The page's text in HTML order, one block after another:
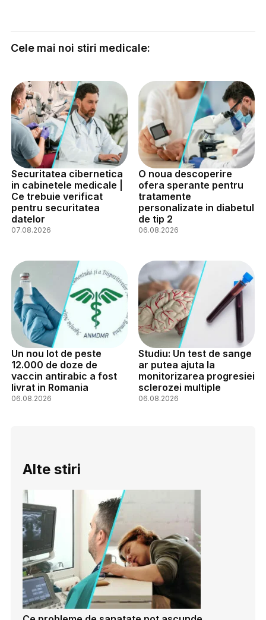
Cele mai noi stiri medicale:
Securitatea cibernetica
in cabinetele medicale |
Ce trebuie verificat
pentru securitatea
datelor
07.08.2026
O noua descoperire
ofera sperante pentru
tratamente
personalizate in diabetul
de tip 2
06.08.2026
Un nou lot de peste
12.000 de doze de
vaccin antirabic a fost
livrat in Romania
06.08.2026
Studiu: Un test de sange
ar putea ajuta la
monitorizarea progresiei
sclerozei multiple
06.08.2026
Alte stiri